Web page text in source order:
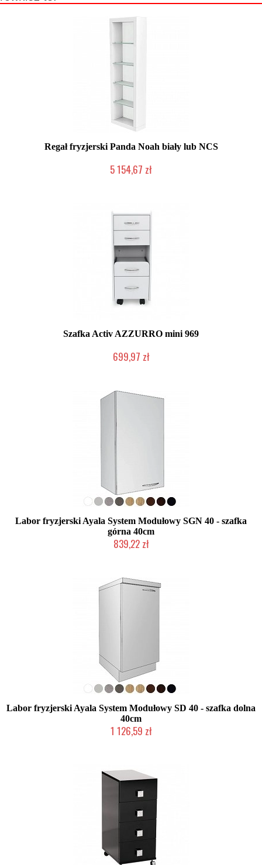
Regał fryzjerski Panda Noah biały lub NCS
5 154,67 zł
Szafka Activ AZZURRO mini 969
699,97 zł
Labor fryzjerski Ayala System Modułowy SGN 40 - szafka
górna 40cm
839,22 zł
Labor fryzjerski Ayala System Modułowy SD 40 - szafka dolna
40cm
1 126,59 zł